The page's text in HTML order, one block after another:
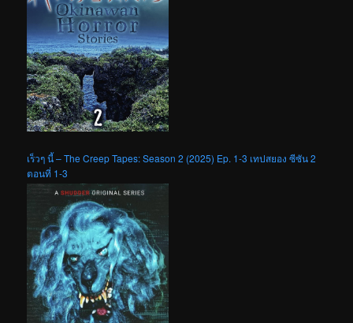
เร็วๆ นี้ – The Creep Tapes: Season 2 (2025) Ep. 1-3 เทปสยอง ซีซัน 2
ตอนที่ 1-3